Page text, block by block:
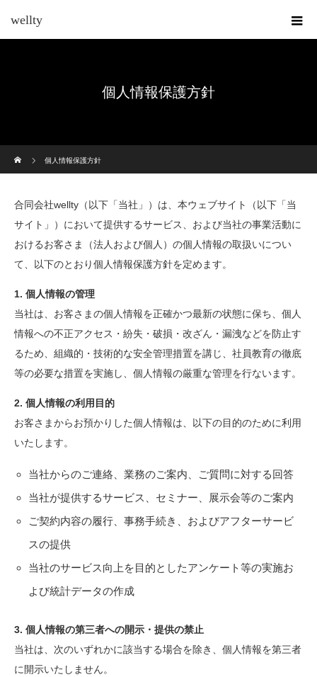
wellty
個人情報保護方針
個人情報保護方針
合同会社wellty（以下「当社」）は、本ウェブサイト（以下「当
サイト」）において提供するサービス、および当社の事業活動に
おけるお客さま（法人および個人）の個人情報の取扱いについ
て、以下のとおり個人情報保護方針を定めます。
1. 個人情報の管理
当社は、お客さまの個人情報を正確かつ最新の状態に保ち、個人
情報への不正アクセス・紛失・破損・改ざん・漏洩などを防止す
るため、組織的・技術的な安全管理措置を講じ、社員教育の徹底
等の必要な措置を実施し、個人情報の厳重な管理を行ないます。
2. 個人情報の利用目的
お客さまからお預かりした個人情報は、以下の目的のために利用
いたします。
当社からのご連絡、業務のご案内、ご質問に対する回答
当社が提供するサービス、セミナー、展示会等のご案内
ご契約内容の履行、事務手続き、およびアフターサービ
スの提供
当社のサービス向上を目的としたアンケート等の実施お
よび統計データの作成
3. 個人情報の第三者への開示・提供の禁止
当社は、次のいずれかに該当する場合を除き、個人情報を第三者
に開示いたしません。